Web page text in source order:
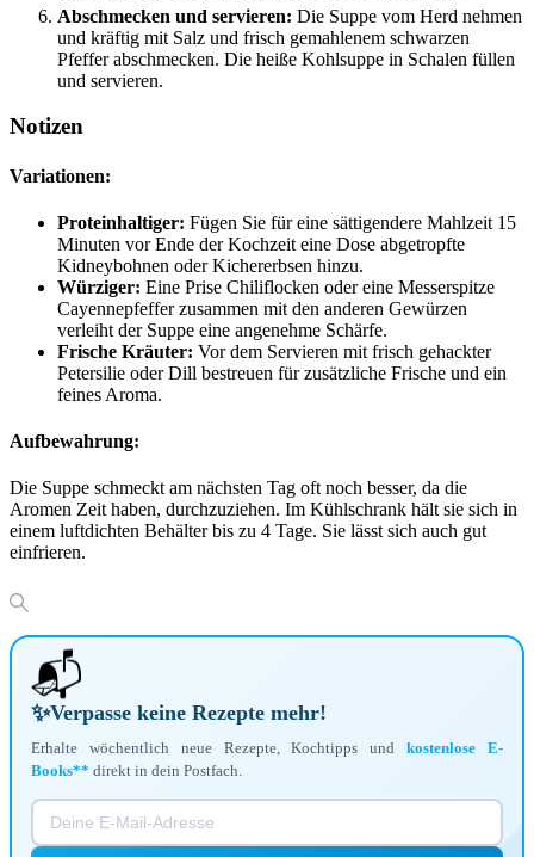
Abschmecken und servieren: Die Suppe vom Herd nehmen
und kräftig mit Salz und frisch gemahlenem schwarzen
Pfeffer abschmecken. Die heiße Kohlsuppe in Schalen füllen
und servieren.
Notizen
Variationen:
Proteinhaltiger: Fügen Sie für eine sättigendere Mahlzeit 15
Minuten vor Ende der Kochzeit eine Dose abgetropfte
Kidneybohnen oder Kichererbsen hinzu.
Würziger: Eine Prise Chiliflocken oder eine Messerspitze
Cayennepfeffer zusammen mit den anderen Gewürzen
verleiht der Suppe eine angenehme Schärfe.
Frische Kräuter: Vor dem Servieren mit frisch gehackter
Petersilie oder Dill bestreuen für zusätzliche Frische und ein
feines Aroma.
Aufbewahrung:
Die Suppe schmeckt am nächsten Tag oft noch besser, da die
Aromen Zeit haben, durchzuziehen. Im Kühlschrank hält sie sich in
einem luftdichten Behälter bis zu 4 Tage. Sie lässt sich auch gut
einfrieren.
📬
✨Verpasse keine Rezepte mehr!
Erhalte wöchentlich neue Rezepte, Kochtipps undkostenlose E-
Books** direkt in dein Postfach.